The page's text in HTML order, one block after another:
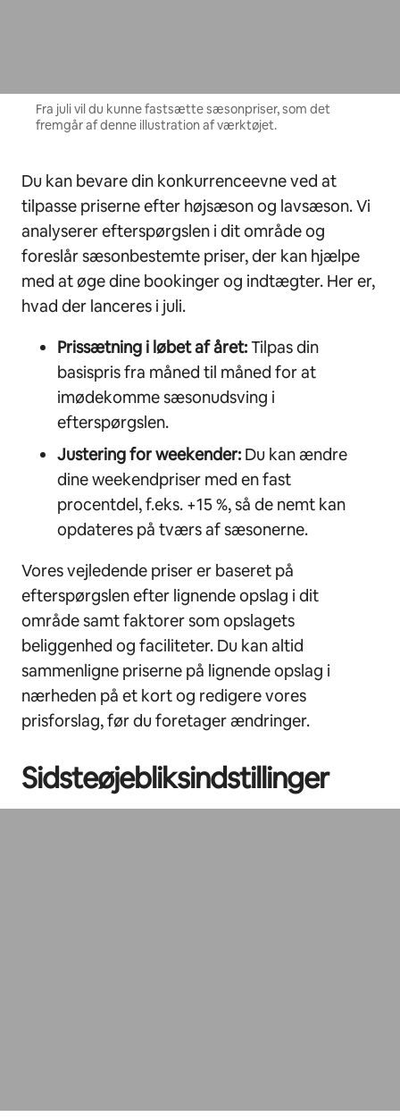
Fra juli vil du kunne fastsætte sæsonpriser, som det
fremgår af denne illustration af værktøjet.
Du kan bevare din konkurrenceevne ved at
tilpasse priserne efter højsæson og lavsæson. Vi
analyserer efterspørgslen i dit område og
foreslår sæsonbestemte priser, der kan hjælpe
med at øge dine bookinger og indtægter. Her er,
hvad der lanceres i juli.
Prissætning i løbet af året:Tilpas din
basispris fra måned til måned for at
imødekomme sæsonudsving i
efterspørgslen.
Justering for weekender: Du kan ændre
dine weekendpriser med en fast
procentdel, f.eks. +15 %, så de nemt kan
opdateres på tværs af sæsonerne.
Vores vejledende priser er baseret på
efterspørgslen efter lignende opslag i dit
område samt faktorer som opslagets
beliggenhed og faciliteter. Du kan altid
sammenligne priserne på lignende opslag i
nærheden på et kort og redigere vores
prisforslag, før du foretager ændringer.
Sidsteøjebliksindstillinger